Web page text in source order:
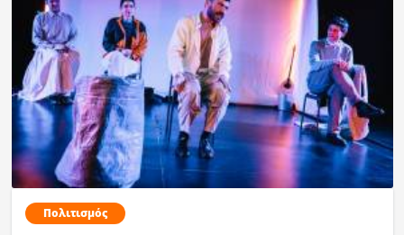
Πολιτισμός